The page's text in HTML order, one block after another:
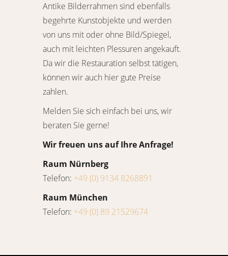
Antike Bilderrahmen sind ebenfalls
begehrte Kunstobjekte und werden
von uns mit oder ohne Bild/Spiegel,
auch mit leichten Plessuren angekauft.
Da wir die Restauration selbst tätigen,
können wir auch hier gute Preise
zahlen.
Melden Sie sich einfach bei uns, wir
beraten Sie gerne!
Wir freuen uns auf Ihre Anfrage!
Raum Nürnberg
Telefon: +49 (0) 9134 8268891
Raum München
Telefon: +49 (0) 89 21529674